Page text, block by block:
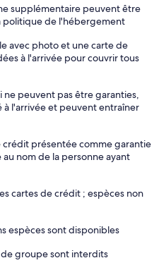
supplémentaire peuvent être
de l'hébergement
avec photo et une carte de
à l'arrivée pour couvrir tous
ne peuvent pas être garanties,
à l'arrivée et peuvent entraîner
crédit présentée comme garantie
nom de la personne ayant
cartes de crédit ; espèces non
espèces sont disponibles
groupe sont interdits